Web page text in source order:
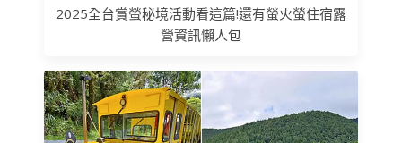
2025全台賞螢秘境活動看這篇!還有螢火螢住宿露
營資訊懶人包